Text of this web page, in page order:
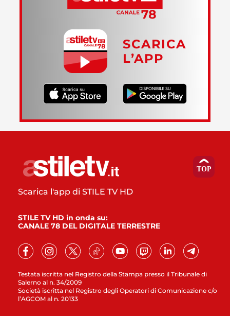
SCARICA
L’APP
Testata iscritta nel Registro della Stampa presso il Tribunale di
Salerno al n. 34/2009
Società iscritta nel Registro degli Operatori di Comunicazione c/o
l’AGCOM al n. 20133
Scarica l'app di STILE TV HD
STILE TV HD in onda su:
CANALE 78 DEL DIGITALE TERRESTRE